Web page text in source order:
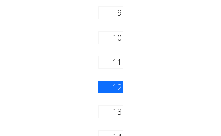
9
10
11
12
13